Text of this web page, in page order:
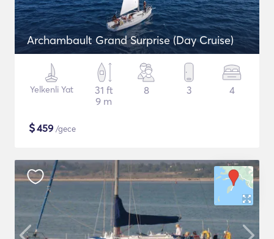
Archambault Grand Surprise (Day Cruise)
Yelkenli Yat
31 ft
9 m
8 3 4
$459 /gece